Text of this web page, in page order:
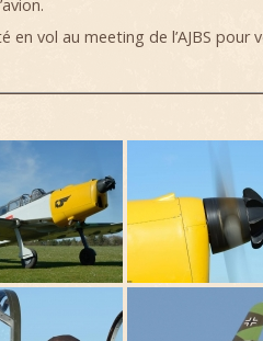
en vol au meeting de l’AJBS pour